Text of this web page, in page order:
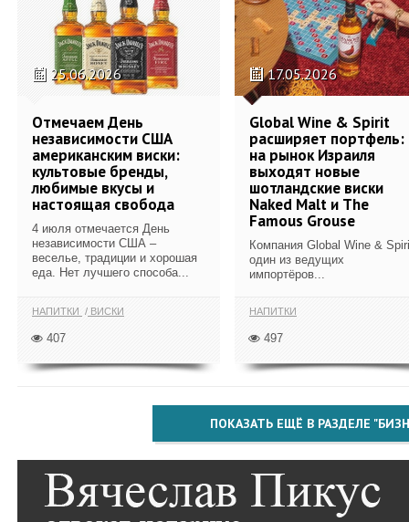
25.06.2026
Отмечаем День
независимости США
американским виски:
культовые бренды,
любимые вкусы и
настоящая свобода
4 июля отмечается День
независимости США –
веселье, традиции и хорошая
еда. Нет лучшего способа...
НАПИТКИ ВИСКИ
407
17.05.2026
Global Wine & Spirit
расширяет портфель:
на рынок Израиля
выходят новые
шотландские виски
Naked Malt и The
Famous Grouse
Компания Global Wine &
один из ведущих
импортёров...
НАПИТКИ
497
ПОКАЗАТЬ ЕЩЁ В РАЗДЕЛЕ